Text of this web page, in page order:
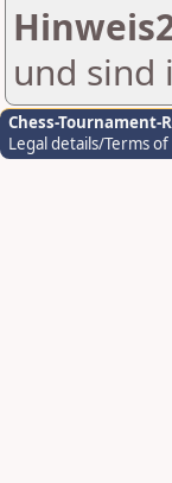
und sind
Chess-Tournament-
Legal details/Terms of